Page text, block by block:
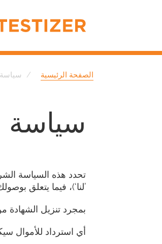
الصفحة الرئيسية سياسة
سياسة
’لنا‘)، فيما يتعلق
بمجرد تنزيل الشهادة
أي استرداد للأموال